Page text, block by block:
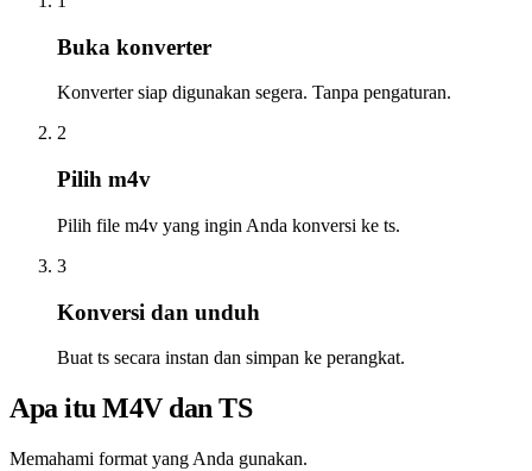
Buka konverter
Konverter siap digunakan segera. Tanpa pengaturan.
2
Pilih m4v
Pilih file m4v yang ingin Anda konversi ke ts.
3
Konversi dan unduh
Buat ts secara instan dan simpan ke perangkat.
Apa itu M4V dan TS
Memahami format yang Anda gunakan.